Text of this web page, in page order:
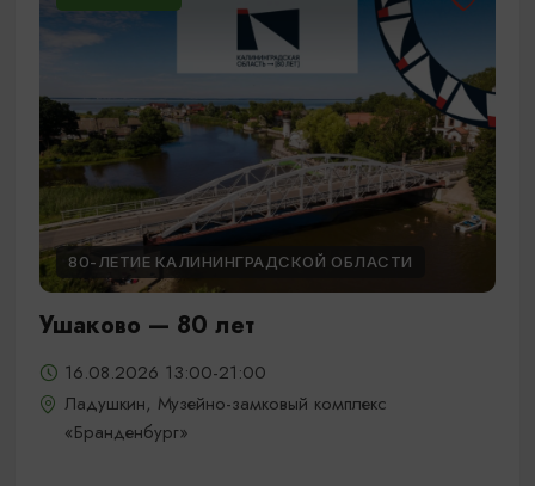
80-ЛЕТИЕ КАЛИНИНГРАДСКОЙ ОБЛАСТИ
Ушаково — 80 лет
16.08.2026 13:00-21:00
Ладушкин, Музейно-замковый комплекс
«Бранденбург»